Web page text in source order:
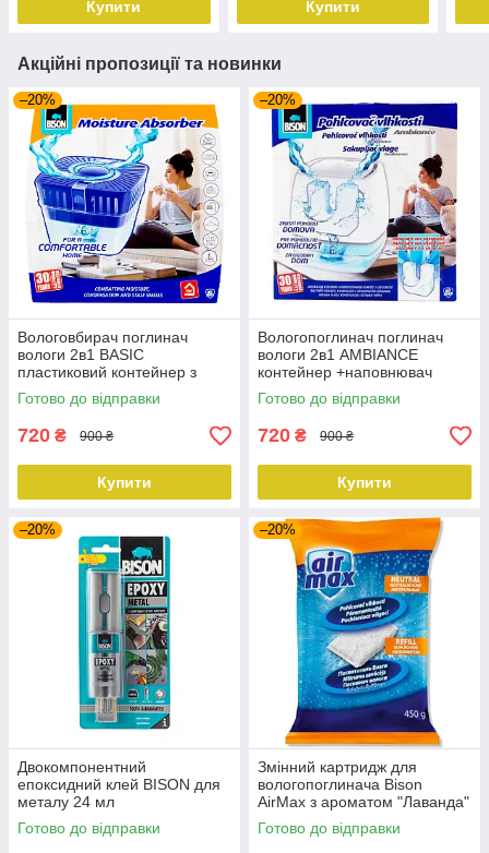
Купити Купити
Акційні пропозиції та новинки
–20%
Вологовбирач поглинач
вологи 2в1 BASIC
пластиковий контейнер з
кришкою, наповнювач 450гр
Bison
Готово до відправки
720 ₴ 900 ₴
Купити
–20%
Вологопоглинач поглинач
вологи 2в1 AMBIANCE
контейнер +наповнювач
450гр Bison
Готово до відправки
720 ₴ 900 ₴
Купити
–20%
Двокомпонентний
епоксидний клей BISON для
металу 24 мл
Готово до відправки
–20%
Змінний картридж для
вологопоглинача Bison
AirMax з ароматом "Лаванда"
450 г
Готово до відправки